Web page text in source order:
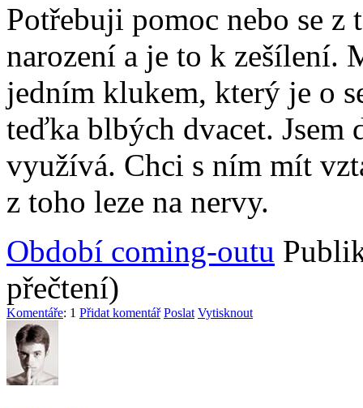
Potřebuji pomoc nebo se z
narození a je to k zešílení.
jedním klukem, který je o
teďka blbých dvacet. Jsem
využívá. Chci s ním mít
z toho leze na nervy.
Období coming-outu
přečtení)
Komentáře: 1 Přidat komentář Poslat Vytisknout